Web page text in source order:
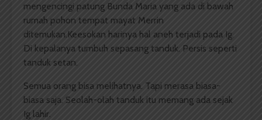
mengencingi patung Bunda Maria yang ada di bawah
rumah pohon tempat mayat Merrin
ditemukan.Keesokan harinya hal aneh terjadi pada Ig.
Di kepalanya tumbuh sepasang tanduk. Persis seperti
tanduk setan.
Semua orang bisa melihatnya. Tapi merasa biasa-
biasa saja. Seolah-olah tanduk itu memang ada sejak
Ig lahir.